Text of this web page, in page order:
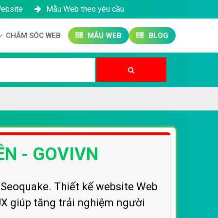
Mẫu Web theo yêu cầu
CHĂM SÓC WEB MẪU WEB BLOG
- GOVIVN
Thiết kế website Web
giúp tăng trải nghiệm người